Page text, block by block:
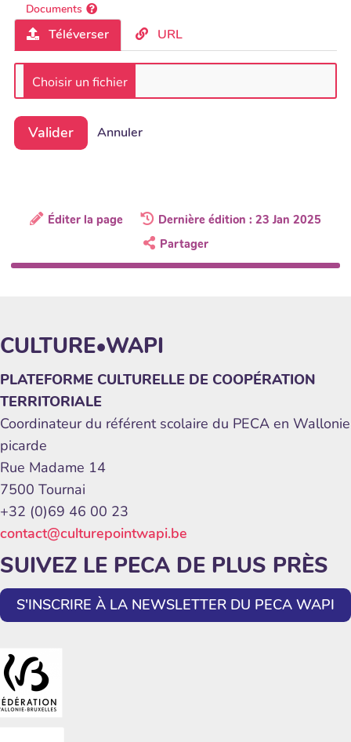
Documents
Téléverser URL
Valider Annuler
Éditer la page
Dernière édition : 23 Jan 2025
Partager
CULTURE•WAPI
PLATEFORME CULTURELLE DE COOPÉRATION
TERRITORIALE
Coordinateur du référent scolaire du PECA en Wallonie
picarde
Rue Madame 14
7500 Tournai
+32 (0)69 46 00 23
contact@culturepointwapi.be
SUIVEZ LE PECA DE PLUS PRÈS
S'INSCRIRE À LA NEWSLETTER DU PECA WAPI